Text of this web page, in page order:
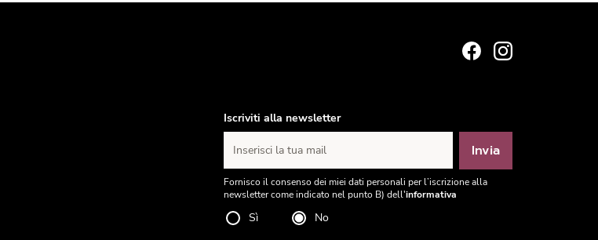
Iscriviti alla newsletter
Inserisci la tua mail Invia
Fornisco il consenso dei miei dati personali per l’iscrizione alla
newsletter come indicato nel punto B) dell'informativa
Sì No